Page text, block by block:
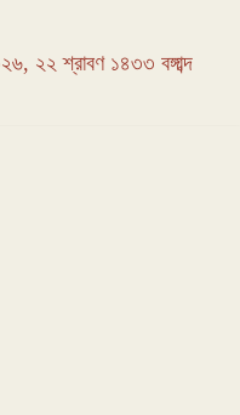
২২ শ্রাবণ ১৪৩৩ বঙ্গাব্দ